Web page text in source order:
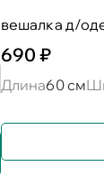
вешалка д/
690 ₽
Длина60 см